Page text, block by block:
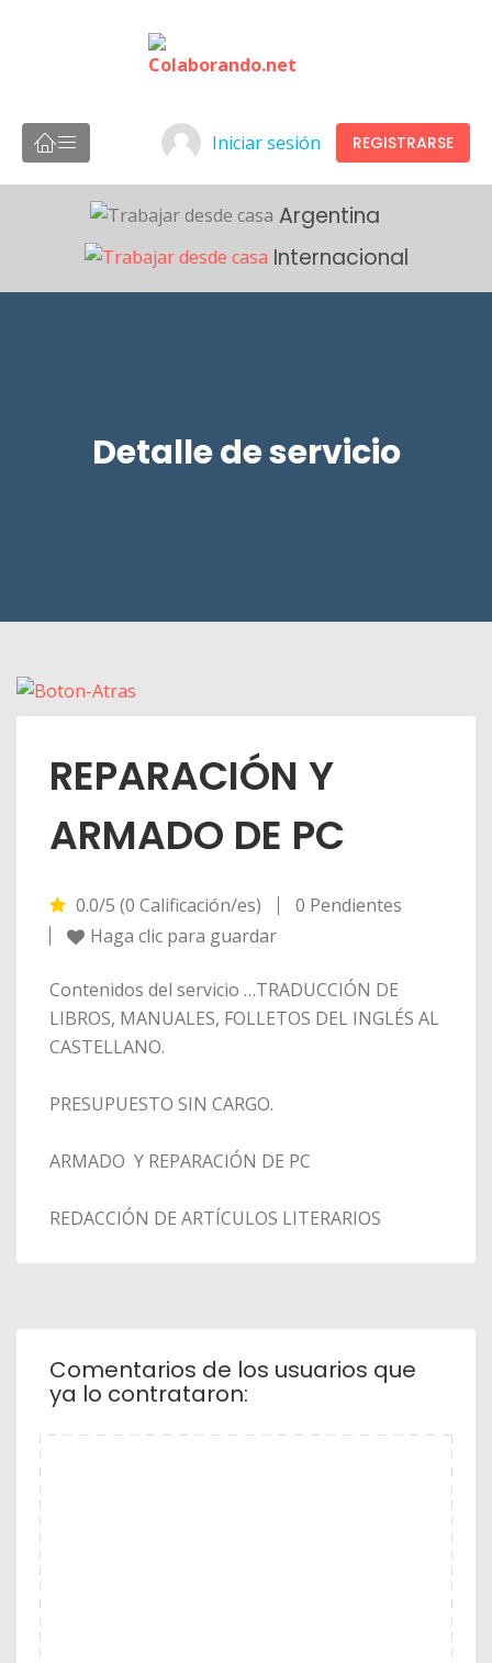
Iniciar sesión REGISTRARSE
Argentina
Internacional
Detalle de servicio
REPARACIÓN Y
ARMADO DE PC
0.0/5 (0 Calificación/es)
0 Pendientes
Haga clic para guardar
Contenidos del servicio …TRADUCCIÓN DE
LIBROS, MANUALES, FOLLETOS DEL INGLÉS AL
CASTELLANO.
PRESUPUESTO SIN CARGO.
ARMADO Y REPARACIÓN DE PC
REDACCIÓN DE ARTÍCULOS LITERARIOS
Comentarios de los usuarios que
ya lo contrataron: